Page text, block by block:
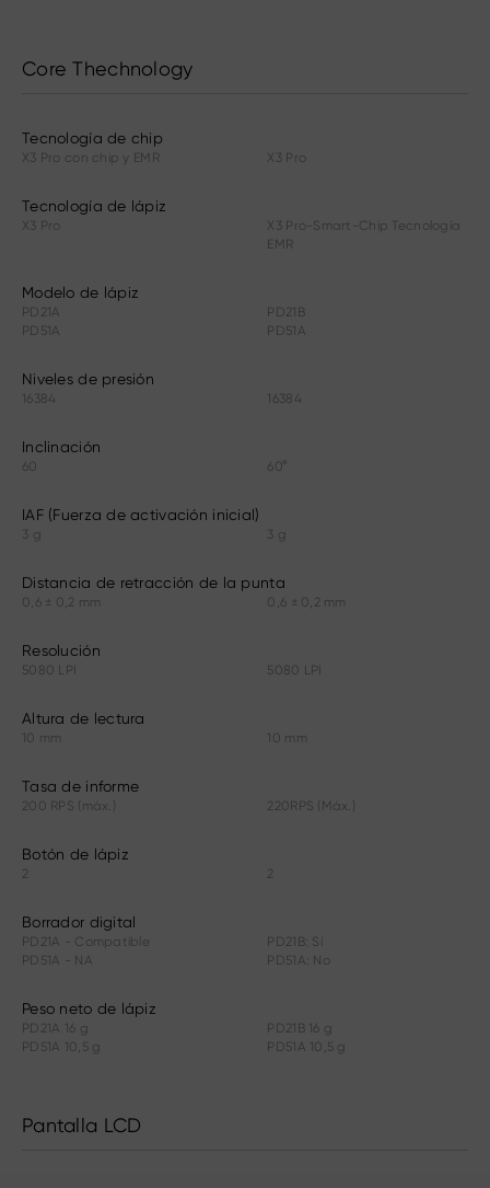
Core Thechnology
Tecnología de chip
X3 Pro con chip y EMR X3 Pro
Tecnología de lápiz
X3 Pro
X3 Pro-Smart-Chip Tecnología
EMR
Modelo de lápiz
PD21A
PD51A
PD21B
PD51A
Niveles de presión
16384 16384
Inclinación
60 60°
IAF (Fuerza de activación inicial)
3 g 3 g
Distancia de retracción de la punta
0,6 ± 0,2 mm 0,6 ± 0,2 mm
Resolución
5080 LPI 5080 LPI
Altura de lectura
10 mm 10 mm
Tasa de informe
200 RPS (máx.) 220RPS (Máx.)
Botón de lápiz
2 2
Borrador digital
PD21A - Compatible
PD51A - NA
PD21B: Sí
PD51A: No
Peso neto de lápiz
PD21A 16 g
PD51A 10,5 g
PD21B 16 g
PD51A 10,5 g
Pantalla LCD